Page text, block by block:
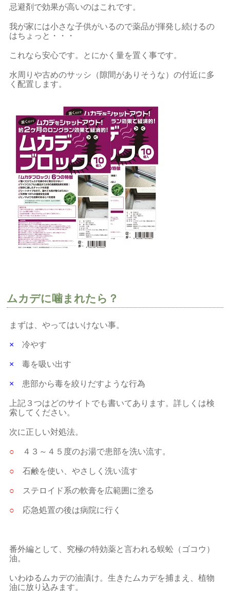
忌避剤で効果が高いのはこれです。
我が家には小さな子供がいるので薬品が揮発し続けるの
はちょっと・・・
これなら安心です。とにかく量を置く事です。
水周りや古めのサッシ（隙間がありそうな）の付近に多
く配置します。
ムカデに噛まれたら？
まずは、やってはいけない事。
× 冷やす
× 毒を吸い出す
× 患部から毒を絞りだすような行為
上記３つはどのサイトでも書いてあります。詳しくは検
索してください。
次に正しい対処法。
○ ４３～４５度のお湯で患部を洗い流す。
○ 石鹸を使い、やさしく洗い流す
○ ステロイド系の軟膏を広範囲に塗る
○ 応急処置の後は病院に行く
番外編として、究極の特効薬と言われる蜈蚣（ゴコウ）
油。
いわゆるムカデの油漬け。生きたムカデを捕まえ、植物
油に放り込みます。